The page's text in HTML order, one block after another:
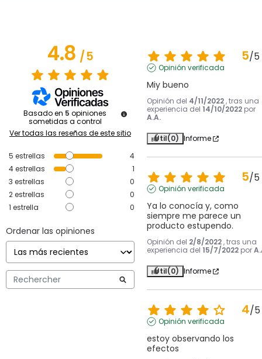
4.8/5
Basado en 5 opiniones
sometidas a control
Ver todas las reseñas de este sitio
5 estrellas
4
4estrellas
1
3 estrellas
0
2estrellas
0
1 estrella 0
Ordenar las opiniones
5/5
Opinión verificada
Miy bueno
Opinión del 4/11/2022 , tras una
experiencia del 14/10/2022 por
A.A.
Útil(0) Informe
5/5
Opinión verificada
Ya lo conocía y, como
siempre me parece un
producto estupendo.
Opinión del 2/8/2022 , tras una
experiencia del 15/7/2022 por
Útil(0) Informe
4/5
Opinión verificada
estoy observando los
efectos